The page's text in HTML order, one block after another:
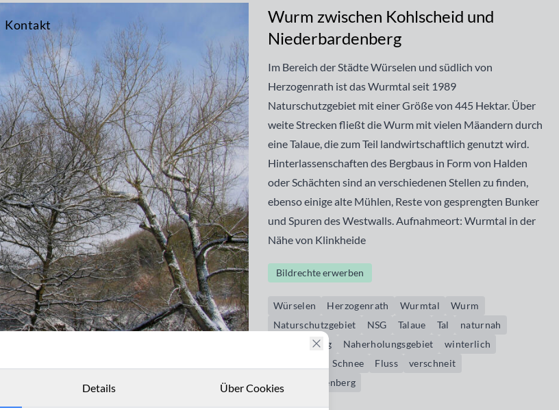
Kontakt
Wurm zwischen Kohlscheid und
Niederbardenberg
Im Bereich der Städte Würselen und südlich von
Herzogenrath ist das Wurmtal seit 1989
Naturschutzgebiet mit einer Größe von 445 Hektar. Über
weite Strecken fließt die Wurm mit vielen Mäandern durch
eine Talaue, die zum Teil landwirtschaftlich genutzt wird.
Hinterlassenschaften des Bergbaus in Form von Halden
oder Schächten sind an verschiedenen Stellen zu finden,
ebenso einige alte Mühlen, Reste von gesprengten Bunker
und Spuren des Westwalls. Aufnahmeort: Wurmtal in der
Nähe von Klinkheide
Bildrechte erwerben
Würselen Herzogenrath Wurmtal
Wurm
Naturschutzgebiet
NSG Talaue Tal
naturnah
Naherholung
Naherholungsgebiet
winterlich
Schnee Fluss
verschneit
Niederbardenberg
Details Über Cookies